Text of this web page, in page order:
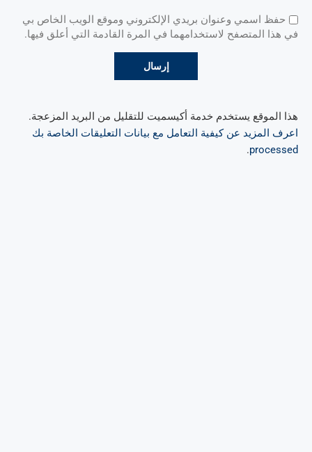
حفظ اسمي وعنوان بريدي الإلكتروني وموقع الويب الخاص بي
في هذا المتصفح لاستخدامهما في المرة القادمة التي أعلق فيها.
هذا الموقع يستخدم خدمة أكيسميت للتقليل من البريد المزعجة.
اعرف المزيد عن كيفية التعامل مع بيانات التعليقات الخاصة بك
processed
.